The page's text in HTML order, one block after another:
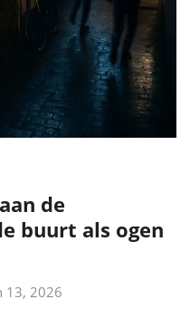
de
buurt als ogen
13, 2026